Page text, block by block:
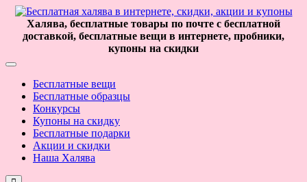
Халява, бесплатные товары по почте с бесплатной
доставкой, бесплатные вещи в интернете, пробники,
купоны на скидки
Бесплатные вещи
Бесплатные образцы
Конкурсы
Купоны на скидку
Бесплатные подарки
Акции и скидки
Наша Халява